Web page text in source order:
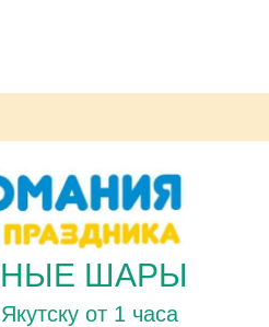
ШАРЫ
от 1 часа